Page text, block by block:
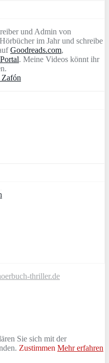
und Admin von
im Jahr und schreibe
Goodreads.com,
. Meine Videos könnt ihr
thriller.de
Sie sich mit der
Zustimmen Mehr erfahren